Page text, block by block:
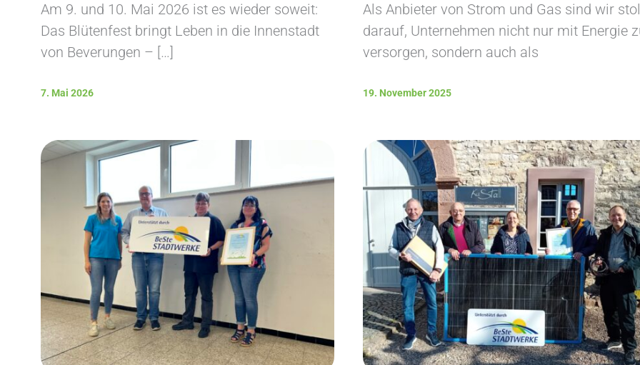
Am 9. und 10. Mai 2026 ist es wieder soweit:
Das Blütenfest bringt Leben in die Innenstadt
von Beverungen – […]
7. Mai 2026
Als Anbieter von Strom und Gas sind wir
darauf, Unternehmen nicht nur mit Energie
versorgen, sondern auch als
19. November 2025